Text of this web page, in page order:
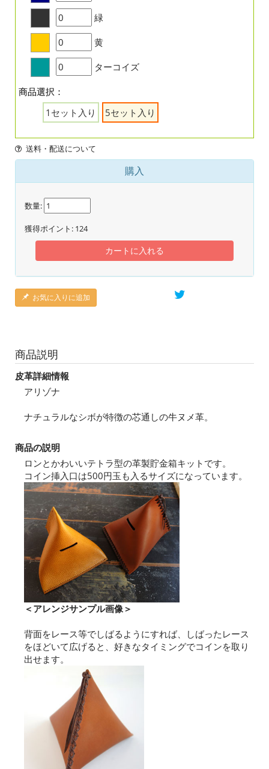
緑
黄
ターコイズ
商品選択：
1セット入り
5セット入り
送料・配送について
購入
数量:
獲得ポイント: 124
カートに入れる
お気に入りに追加
商品説明
皮革詳細情報
アリゾナ
ナチュラルなシボが特徴の芯通しの牛ヌメ革。
商品の説明
ロンとかわいいテトラ型の革製貯金箱キットです。
コイン挿入口は500円玉も入るサイズになっています。
＜アレンジサンプル画像＞
背面をレース等でしばるようにすれば、しばったレース
をほどいて広げると、好きなタイミングでコインを取り
出せます。